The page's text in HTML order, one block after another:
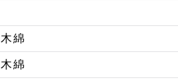
木綿
木綿